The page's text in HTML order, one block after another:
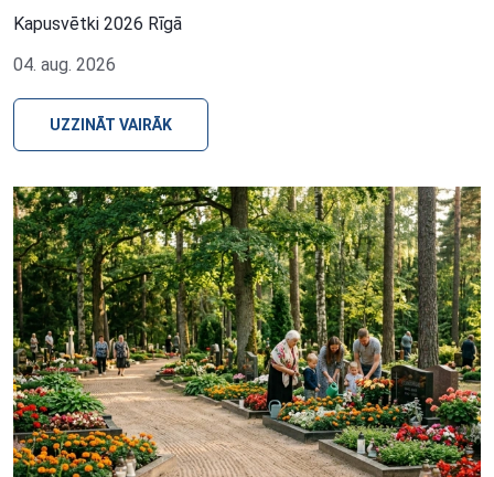
Kapusvētki 2026 Rīgā
04. aug. 2026
UZZINĀT VAIRĀK